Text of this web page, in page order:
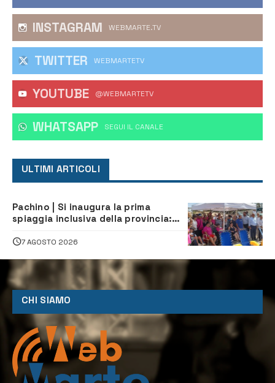
INSTAGRAM WEBMARTE.TV
TWITTER WEBMARTETV
YOUTUBE @WEBMARTETV
WHATSAPP ‎SEGUI IL CANALE
ULTIMI ARTICOLI
Pachino | Si inaugura la prima
spiaggia inclusiva della provincia:
tutti
7 AGOSTO 2026
CHI SIAMO